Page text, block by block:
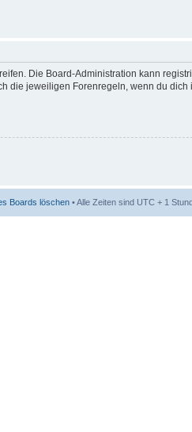
Die Board-Administration kann
die jeweiligen Forenregeln, wenn du dich
Boards löschen • Alle Zeiten sind UTC + 1